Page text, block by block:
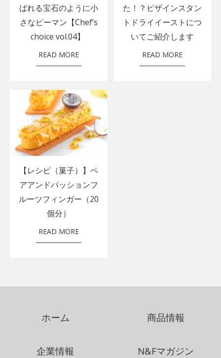
ばれる宝石のように小
さなピーマン【Chef’s
choice vol.04】
READ MORE
た！？ピザインスタン
トドライイーストにつ
いてご紹介します
READ MORE
【レシピ（菓子）】ペ
アアンドパッションフ
ルーツフィンガー（20
個分）
READ MORE
ホーム 商品情報
企業情報 N&Fマガジン